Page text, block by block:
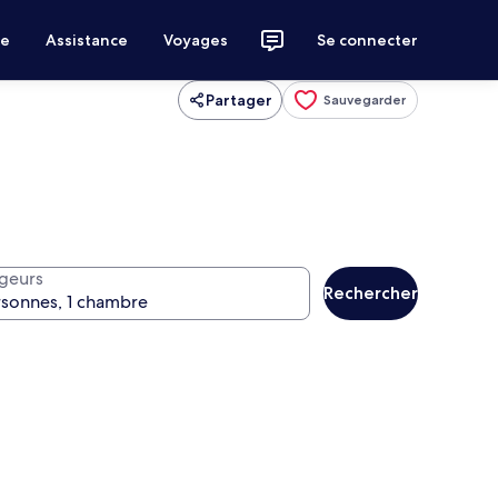
Assistance Voyages Se connecter
Partager Sauvegarder
Rechercher